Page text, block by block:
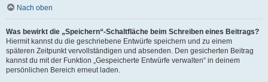
Nach oben
Was bewirkt die „Speichern“-Schaltfläche beim Schreiben eines Beitrags?
Hiermit kannst du die geschriebene Entwürfe speichern und zu einem
späteren Zeitpunkt vervollständigen und absenden. Den gesicherten Beitrag
kannst du mit der Funktion „Gespeicherte Entwürfe verwalten“ in deinem
persönlichen Bereich erneut laden.